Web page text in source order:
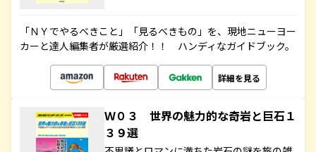
「ＮＹでやるべきこと」「見るべきもの」を、現地ニューヨー
カーと達人編集者が厳選紹介！！ ハンディなガイドブック。
詳細を見る
Ｗ０３ 世界の魅力的な奇岩と巨石１
３９選